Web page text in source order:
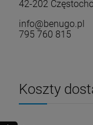
42-202
info@benugo.pl
795 760 815
Koszty
Cena nie zawiera